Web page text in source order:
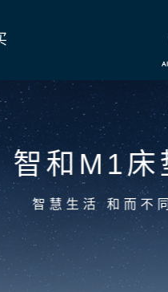
智
智